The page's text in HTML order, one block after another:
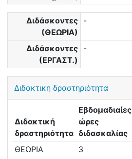
Διδάσκοντες
(ΘΕΩΡΙΑ)
-
Διδάσκοντες
(ΕΡΓΑΣΤ.)
-
Διδακτικη δραστηριότητα
Διδακτική
δραστηριότητα
Εβδομαδιαίες
ώρες
διδασκαλίας
ΘΕΩΡΙΑ
3